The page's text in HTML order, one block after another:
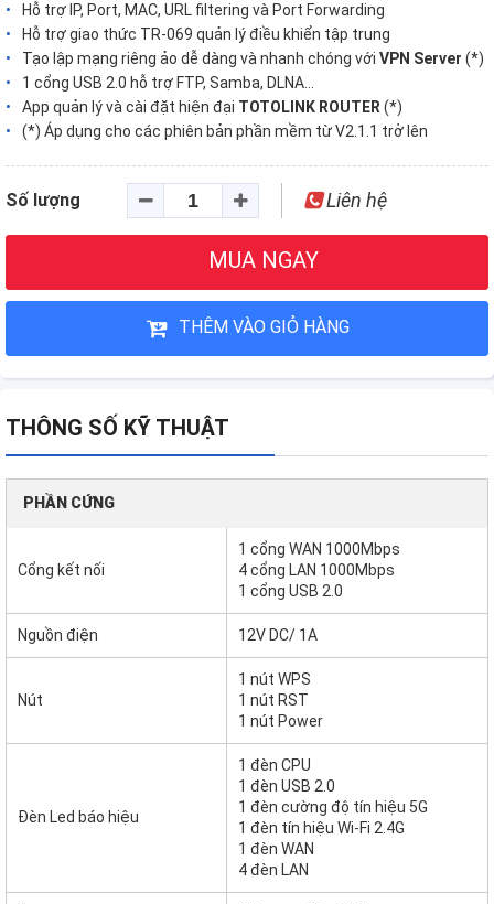
Hỗ trợ IP, Port, MAC, URL filtering và Port Forwarding
Hỗ trợ giao thức TR-069 quản lý điều khiển tập trung
Tạo lập mạng riêng ảo dễ dàng và nhanh chóng với VPN Server (*)
1 cổng USB 2.0 hỗ trợ FTP, Samba, DLNA…
App quản lý và cài đặt hiện đại TOTOLINK ROUTER (*)
(*) Áp dụng cho các phiên bản phần mềm từ V2.1.1 trở lên
Số lượng Liên hệ
MUA NGAY
THÊM VÀO GIỎ HÀNG
THÔNG SỐ KỸ THUẬT
PHẦN CỨNG
Cổng kết nối
1 cổng WAN 1000Mbps
4 cổng LAN 1000Mbps
1 cổng USB 2.0
Nguồn điện 12V DC/ 1A
Nút
1 nút WPS
1 nút RST
1 nút Power
Đèn Led báo hiệu
1 đèn CPU
1 đèn USB 2.0
1 đèn cường độ tín hiệu 5G
1 đèn tín hiệu Wi-Fi 2.4G
1 đèn WAN
4 đèn LAN